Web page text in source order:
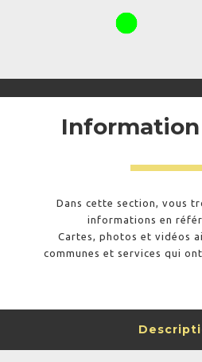
Dans cette section, vous
informations en
Cartes, photos et vidéos
communes et services qui